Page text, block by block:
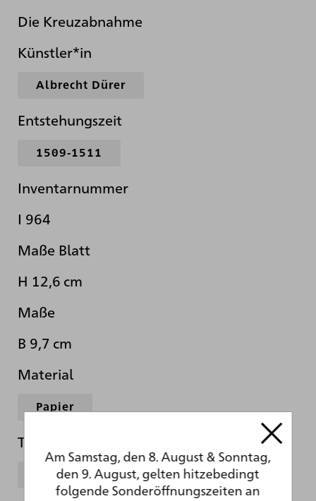
Die Kreuzabnahme
Künstler*in
Albrecht Dürer
Entstehungszeit
1509-1511
Inventarnummer
I 964
Maße Blatt
H 12,6 cm
Maße
B 9,7 cm
Material
Papier
Technik
Holzschnitt
Am Samstag, den 8. August & Sonntag,
den 9. August, gelten hitzebedingt
folgende Sonderöffnungszeiten an